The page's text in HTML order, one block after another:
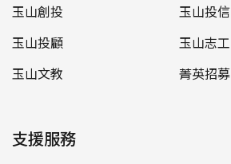
玉山創投
玉山投信
玉山投顧
玉山志工
玉山文教
菁英招募
支援服務